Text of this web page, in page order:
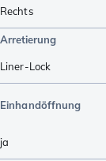
Rechts
Arretierung
Liner-Lock
Einhandöffnung
ja